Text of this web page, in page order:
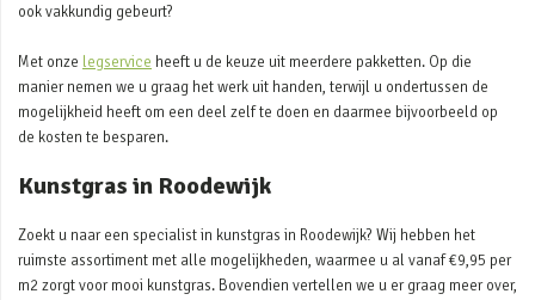
ook vakkundig gebeurt?
Met onze legservice heeft u de keuze uit meerdere pakketten. Op die
manier nemen we u graag het werk uit handen, terwijl u ondertussen de
mogelijkheid heeft om een deel zelf te doen en daarmee bijvoorbeeld op
de kosten te besparen.
Kunstgras in Roodewijk
Zoekt u naar een specialist in kunstgras in Roodewijk? Wij hebben het
ruimste assortiment met alle mogelijkheden, waarmee u al vanaf €9,95 per
m2 zorgt voor mooi kunstgras. Bovendien vertellen we u er graag meer over,